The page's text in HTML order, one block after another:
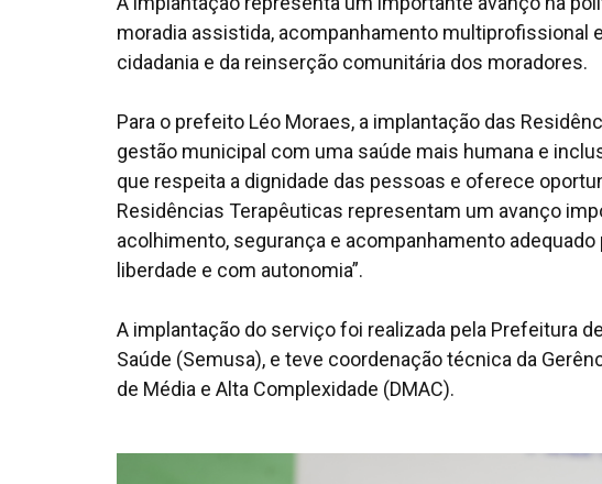
moradia assistida, acompanhamento multiprofissional
cidadania e da reinserção comunitária dos moradores.
Para o prefeito Léo Moraes, a implantação das
gestão municipal com uma saúde mais humana e
que respeita a dignidade das pessoas e oferece
Residências Terapêuticas representam um avanço
acolhimento, segurança e acompanhamento
liberdade e com autonomia”.
A implantação do serviço foi realizada pela Prefeitura
Saúde (Semusa), e teve coordenação técnica da
de Média e Alta Complexidade (DMAC).